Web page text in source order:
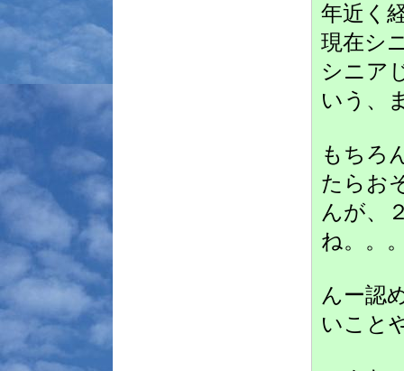
年近く
現在シ
シニア
いう、
もちろ
たらお
んが、
ね。。
んー認
いこと